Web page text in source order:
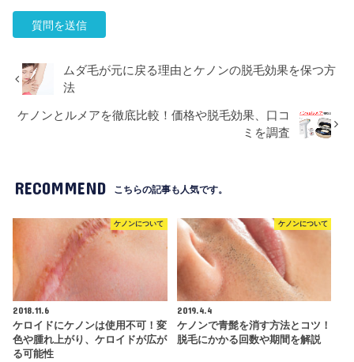
ムダ毛が元に戻る理由とケノンの脱毛効果を保つ方
法
ケノンとルメアを徹底比較！価格や脱毛効果、口コ
ミを調査
RECOMMEND こちらの記事も人気です。
ケノンについて
2018.11.6
ケロイドにケノンは使用不可！変
色や腫れ上がり、ケロイドが広が
る可能性
ケノンについて
2019.4.4
ケノンで青髭を消す方法とコツ！
脱毛にかかる回数や期間を解説